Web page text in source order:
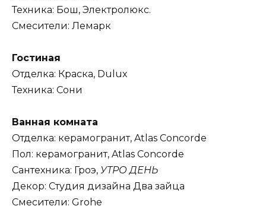
Техника: Бош, Электролюкс.
Смесители: Лемарк
Гостиная
Отделка: Краска, Dulux
Техника: Сони
Ванная комната
Отделка: керамогранит, Atlas Concorde
Пол: керамогранит, Atlas Concorde
Сантехника: Гроэ, УТРО ДЕНЬ
Декор: Студия дизайна Два зайца
Смесители: Grohe